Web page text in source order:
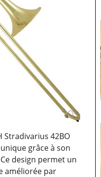
Stradivarius 42BO
grâce à son
design permet un
améliorée par